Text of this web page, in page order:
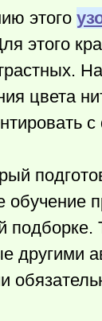
этого
этого
цвета
обучение
другими